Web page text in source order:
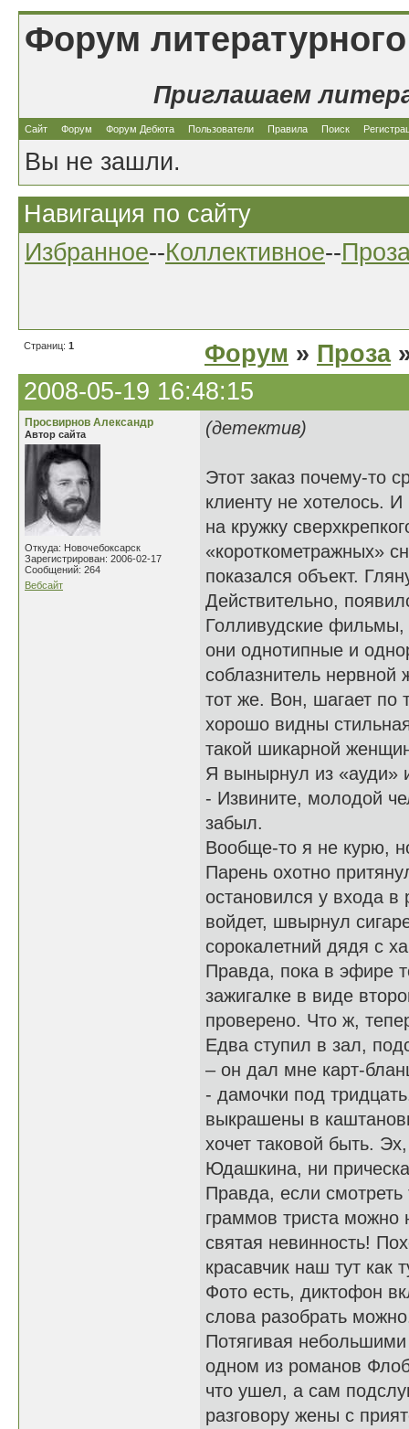
Форум
Приглашаем
Сайт Форум Форум Дебюта Пользователи Правила Поиск
Вы не зашли.
Навигация по сайту
Избранное--Коллективное--
Страниц: 1 Форум » Проза
2008-05-19 16:48:15
Просвирнов Александр
Автор сайта
Откуда: Новочебоксарск
Зарегистрирован: 2006-02-17
Сообщений: 264
Вебсайт
(детектив)
Этот заказ почему-то
клиенту не хотелось.
на кружку
«короткометражных»
показался объект.
Действительно,
Голливудские фильмы,
они однотипные и
соблазнитель
тот же. Вон, шагает по
хорошо видны
такой шикарной
Я вынырнул из «ауди»
- Извините, молодой
забыл.
Вообще-то я не курю,
Парень охотно
остановился у входа в
войдет, швырнул
сорокалетний дядя с
Правда, пока в эфире
зажигалке в виде
проверено. Что ж,
Едва ступил в зал,
– он дал мне карт-
- дамочки под
выкрашены в
хочет таковой быть.
Юдашкина, ни
Правда, если
граммов триста можно
святая невинность!
красавчик наш тут как
Фото есть, диктофон
слова разобрать
Потягивая
одном из романов
что ушел, а сам
разговору жены с